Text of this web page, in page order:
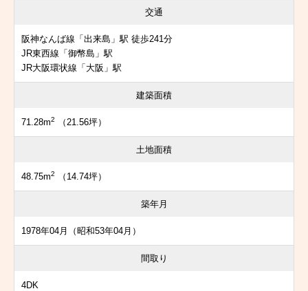
交通
阪神なんば線「出来島」駅 徒歩241分
JR東西線「御幣島」駅
JR大阪環状線「大阪」駅
建築面積
71.28m2 （21.56坪）
土地面積
48.75m2 （14.74坪）
築年月
1978年04月（昭和53年04月）
間取り
4DK